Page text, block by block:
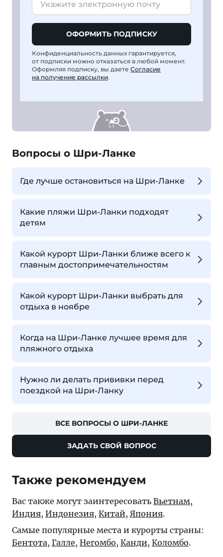
ОФОРМИТЬ ПОДПИСКУ
Конфиденциальность данных гарантируется,
от подписки можно отказаться в любой момент.
Оформляя подписку, вы даете Согласие
на получение рассылки.
Вопросы о Шри-Ланке
Где лучше остановиться на Шри-Ланке
Какие пляжи Шри-Ланки подходят
детям
Какой курорт Шри-Ланки ближе всего к
главным достопримечательностям
Какой курорт Шри-Ланки выбрать для
отдыха в ноябре
Когда на Шри-Ланке лучшее время для
пляжного отдыха
Нужно ли делать прививки перед
поездкой на Шри-Ланку
ВСЕ ВОПРОСЫ О ШРИ-ЛАНКЕ
ЗАДАТЬ СВОЙ ВОПРОС
Также рекомендуем
Вас также могут заинтересовать Вьетнам,
Индия, Индонезия, Китай, Япония.
Самые популярные места и курорты страны:
Бентота, Галле, Негомбо, Канди, Коломбо.